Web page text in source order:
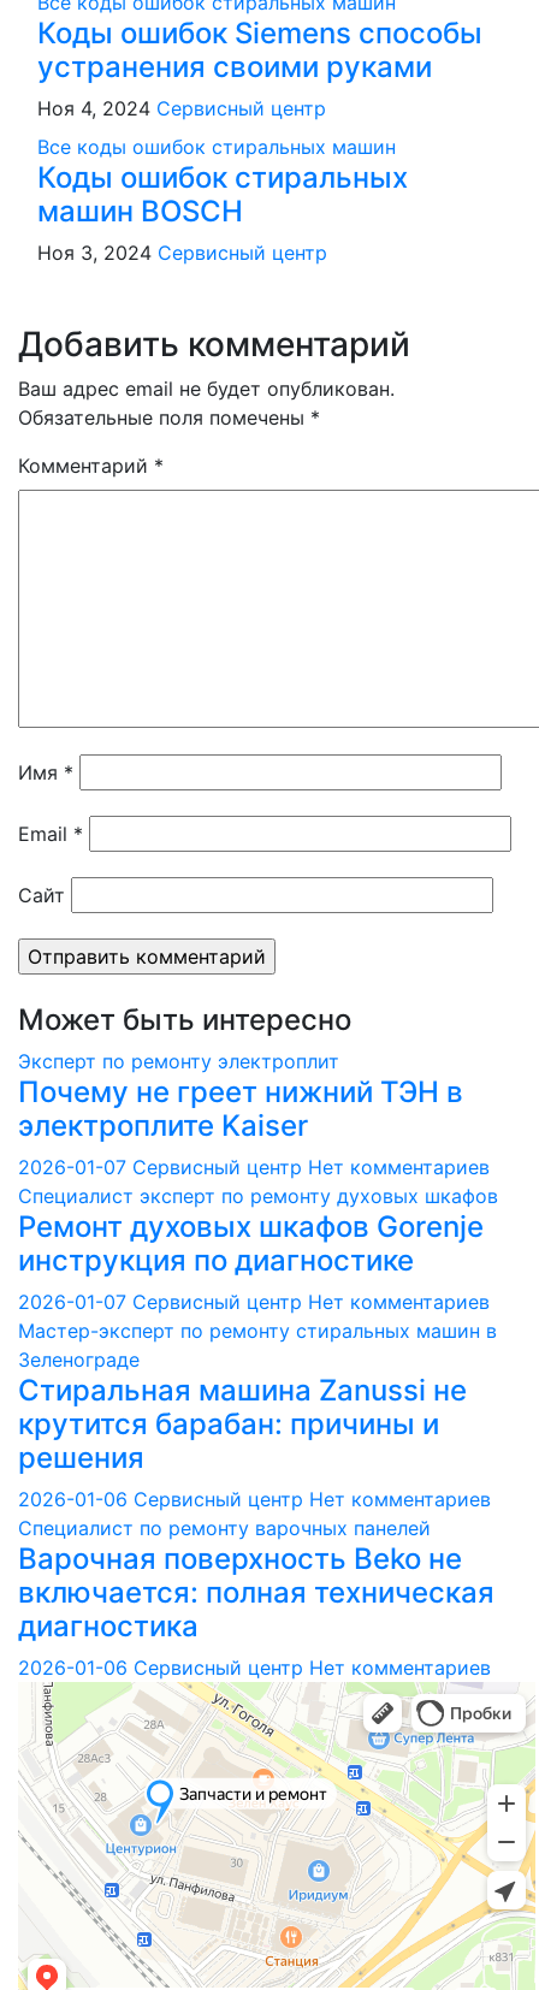
Коды ошибок Siemens способы
устранения своими руками
Ноя 4, 2024 Сервисный центр
Все коды ошибок стиральных машин
Коды ошибок стиральных
машин BOSCH
Ноя 3, 2024 Сервисный центр
Добавить комментарий
Ваш адрес email не будет опубликован.
Обязательные поля помечены *
Комментарий *
Имя *
Email *
Сайт
Может быть интересно
Эксперт по ремонту электроплит
Почему не греет нижний ТЭН в
электроплите Kaiser
2026-01-07 Сервисный центр Нет комментариев
Специалист эксперт по ремонту духовых шкафов
Ремонт духовых шкафов Gorenje
инструкция по диагностике
2026-01-07 Сервисный центр Нет комментариев
Мастер-эксперт по ремонту стиральных машин в
Зеленограде
Стиральная машина Zanussi не
крутится барабан: причины и
решения
2026-01-06 Сервисный центр Нет комментариев
Специалист по ремонту варочных панелей
Варочная поверхность Beko не
включается: полная техническая
диагностика
2026-01-06 Сервисный центр Нет комментариев